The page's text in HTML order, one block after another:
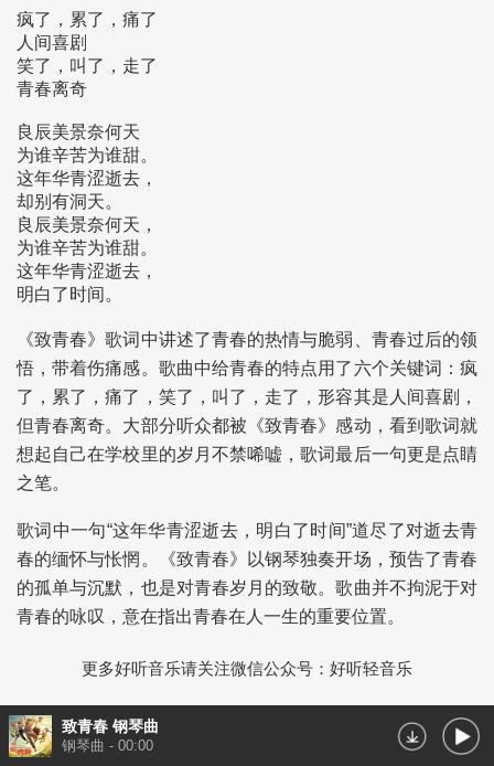
疯了，累了，痛了
人间喜剧
笑了，叫了，走了
青春离奇
良辰美景奈何天
为谁辛苦为谁甜。
这年华青涩逝去，
却别有洞天。
良辰美景奈何天，
为谁辛苦为谁甜。
这年华青涩逝去，
明白了时间。
《致青春》歌词中讲述了青春的热情与脆弱、青春过后的领
悟，带着伤痛感。歌曲中给青春的特点用了六个关键词：疯
了，累了，痛了，笑了，叫了，走了，形容其是人间喜剧，
但青春离奇。大部分听众都被《致青春》感动，看到歌词就
想起自己在学校里的岁月不禁唏嘘，歌词最后一句更是点睛
之笔。
歌词中一句“这年华青涩逝去，明白了时间”道尽了对逝去青
春的缅怀与怅惘。《致青春》以钢琴独奏开场，预告了青春
的孤单与沉默，也是对青春岁月的致敬。歌曲并不拘泥于对
青春的咏叹，意在指出青春在人一生的重要位置。
更多好听音乐请关注微信公众号：好听轻音乐
致青春 钢琴曲
钢琴曲 - 00:00